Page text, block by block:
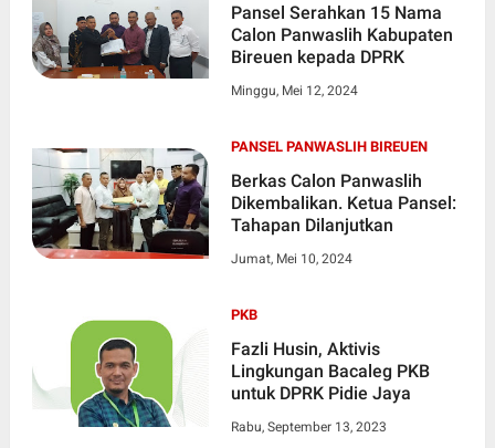
Pansel Serahkan 15 Nama
Calon Panwaslih Kabupaten
Bireuen kepada DPRK
Minggu, Mei 12, 2024
PANSEL PANWASLIH BIREUEN
Berkas Calon Panwaslih
Dikembalikan. Ketua Pansel:
Tahapan Dilanjutkan
Jumat, Mei 10, 2024
PKB
Fazli Husin, Aktivis
Lingkungan Bacaleg PKB
untuk DPRK Pidie Jaya
Rabu, September 13, 2023